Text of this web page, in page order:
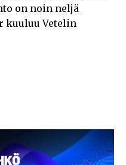
on noin neljä
kuuluu Vetelin